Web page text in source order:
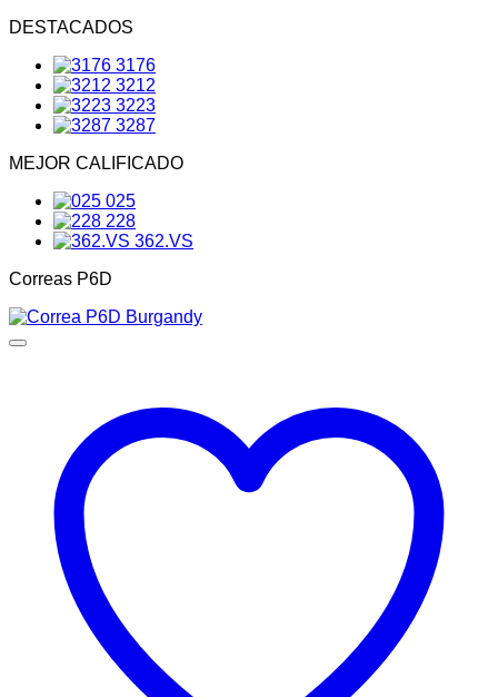
DESTACADOS
3176
3212
3223
3287
MEJOR CALIFICADO
025
228
362.VS
Correas P6D